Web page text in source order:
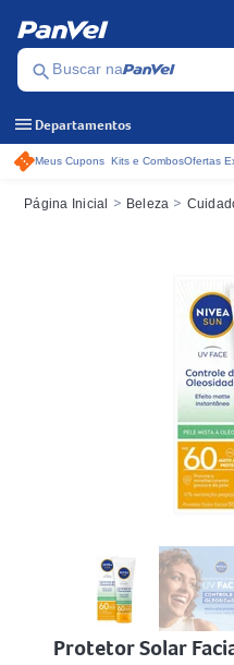
search Buscar na
menu Departamentos
Meus Cupons Kits e CombosOfertas
Página Inicial > Beleza >
Protetor Solar